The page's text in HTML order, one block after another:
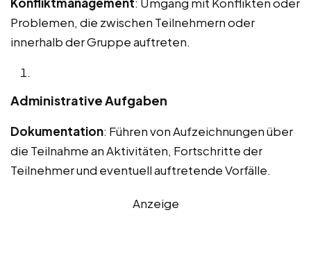
Problemen, die zwischen Teilnehmern oder
innerhalb der Gruppe auftreten.
Administrative Aufgaben
Dokumentation: Führen von Aufzeichnungen über
die Teilnahme an Aktivitäten, Fortschritte der
Teilnehmer und eventuell auftretende Vorfälle.
Anzeige